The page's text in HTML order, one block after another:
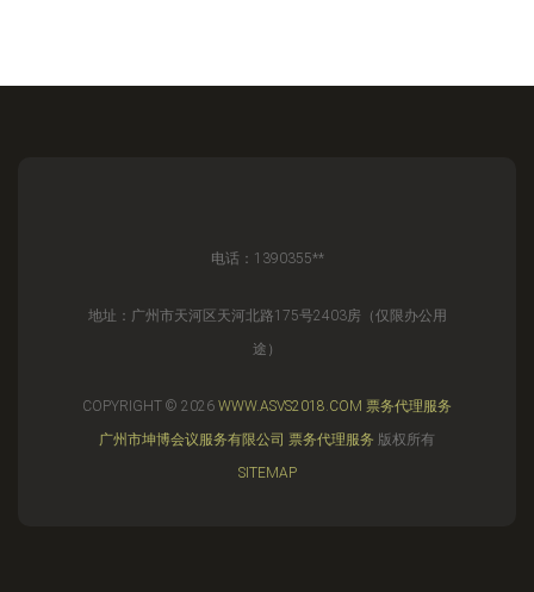
电话：1390355**
地址：广州市天河区天河北路175号2403房（仅限办公用
途）
COPYRIGHT © 2026 WWW.ASVS2018.COM 票务代理服务
广州市坤博会议服务有限公司 票务代理服务 版权所有
SITEMAP